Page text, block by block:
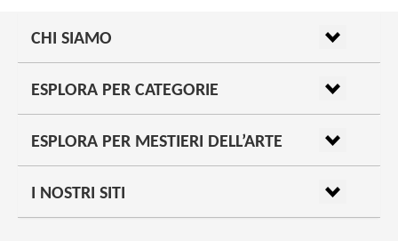
CHI SIAMO
ESPLORA PER CATEGORIE
ESPLORA PER MESTIERI DELL’ARTE
I NOSTRI SITI